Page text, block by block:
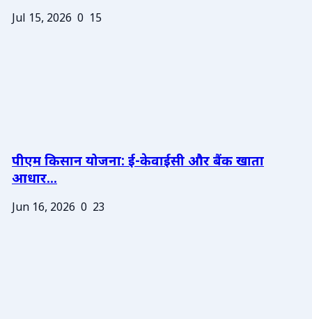
Jul 15, 2026 0 15
पीएम किसान योजना: ई-केवाईसी और बैंक खाता
आधार...
Jun 16, 2026 0 23